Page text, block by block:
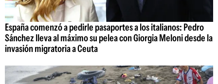
España comenzó a pedirle pasaportes a los italianos: Pedro
Sánchez lleva al máximo su pelea con Giorgia Meloni desde la
invasión migratoria a Ceuta